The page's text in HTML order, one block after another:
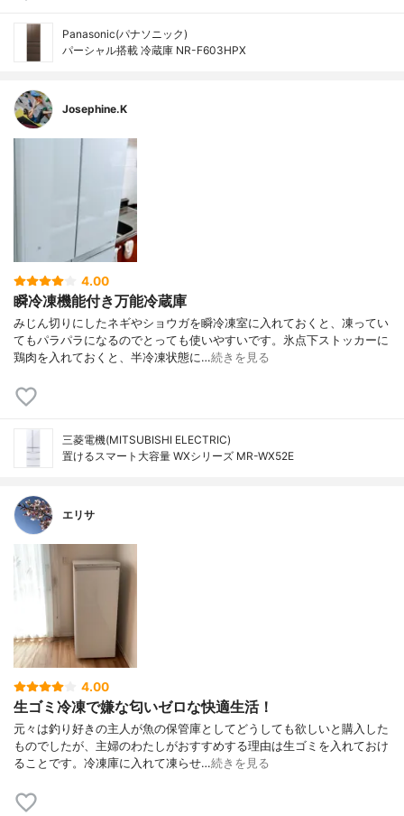
Panasonic(パナソニック)
パーシャル搭載 冷蔵庫 NR-F603HPX
Josephine.K
4.00
瞬冷凍機能付き万能冷蔵庫
みじん切りにしたネギやショウガを瞬冷凍室に入れておくと、凍ってい
てもパラパラになるのでとっても使いやすいです。氷点下ストッカーに
鶏肉を入れておくと、半冷凍状態に…続きを見る
三菱電機(MITSUBISHI ELECTRIC)
置けるスマート大容量 WXシリーズ MR-WX52E
エリサ
4.00
生ゴミ冷凍で嫌な匂いゼロな快適生活！
元々は釣り好きの主人が魚の保管庫としてどうしても欲しいと購入した
ものでしたが、主婦のわたしがおすすめする理由は生ゴミを入れておけ
ることです。冷凍庫に入れて凍らせ…続きを見る